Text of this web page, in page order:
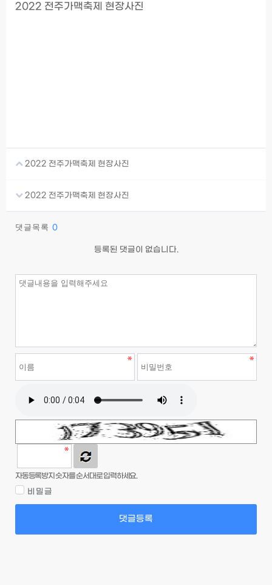
2022 전주가맥축제 현장사진
2022 전주가맥축제 현장사진
2022 전주가맥축제 현장사진
댓글목록 0
등록된 댓글이 없습니다.
자동등록방지 숫자를 순서대로 입력하세요.
비밀글
댓글등록